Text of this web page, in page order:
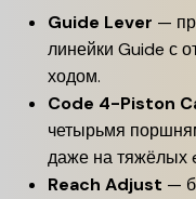
Guide Lever —
линейки Guide с
ходом.
Code 4-Piston
четырьмя
даже на тяжёлых
Reach Adjust —